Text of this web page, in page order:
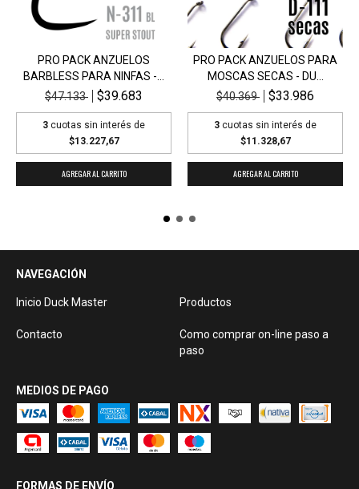
PRO PACK ANZUELOS
BARBLESS PARA NINFAS -...
$47.133
$39.683
3 cuotas sin interés de
$13.227,67
PRO PACK ANZUELOS PARA
MOSCAS SECAS - DU...
$40.369
$33.986
3 cuotas sin interés de
$11.328,67
NAVEGACIÓN
Inicio Duck Master Productos
Contacto
Como comprar on-line paso a
paso
MEDIOS DE PAGO
FORMAS DE ENVÍO